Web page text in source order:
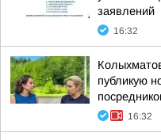
заявлений
16:32
публикую
16:32